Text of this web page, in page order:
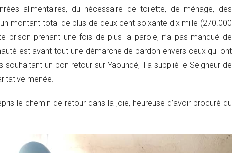
alimentaires, du nécessaire de toilette, de ménage, des
montant total de plus de deux cent soixante dix mille (270.000
prison prenant une fois de plus la parole, n’a pas manqué de
est avant tout une démarche de pardon envers ceux qui ont
souhaitant un bon retour sur Yaoundé, il a supplié le Seigneur de
menée.
le chemin de retour dans la joie, heureuse d’avoir procuré du